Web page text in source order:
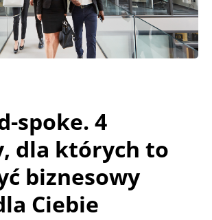
spoke. 4
dla których to
biznesowy
Ciebie